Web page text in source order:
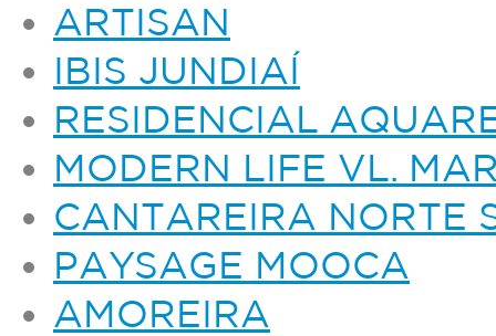
ARTISAN
IBIS JUNDIAÍ
RESIDENCIAL
MODERN LIFE VL.
CANTAREIRA NORTE
PAYSAGE MOOCA
AMOREIRA